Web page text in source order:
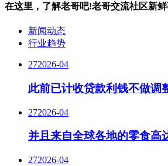
在这里，了解老哥吧!老哥交流社区新
新闻动态
行业趋势
272026-04
此前已计收贷款利钱不做调
272026-04
并且来自全球各地的零食高
272026-04